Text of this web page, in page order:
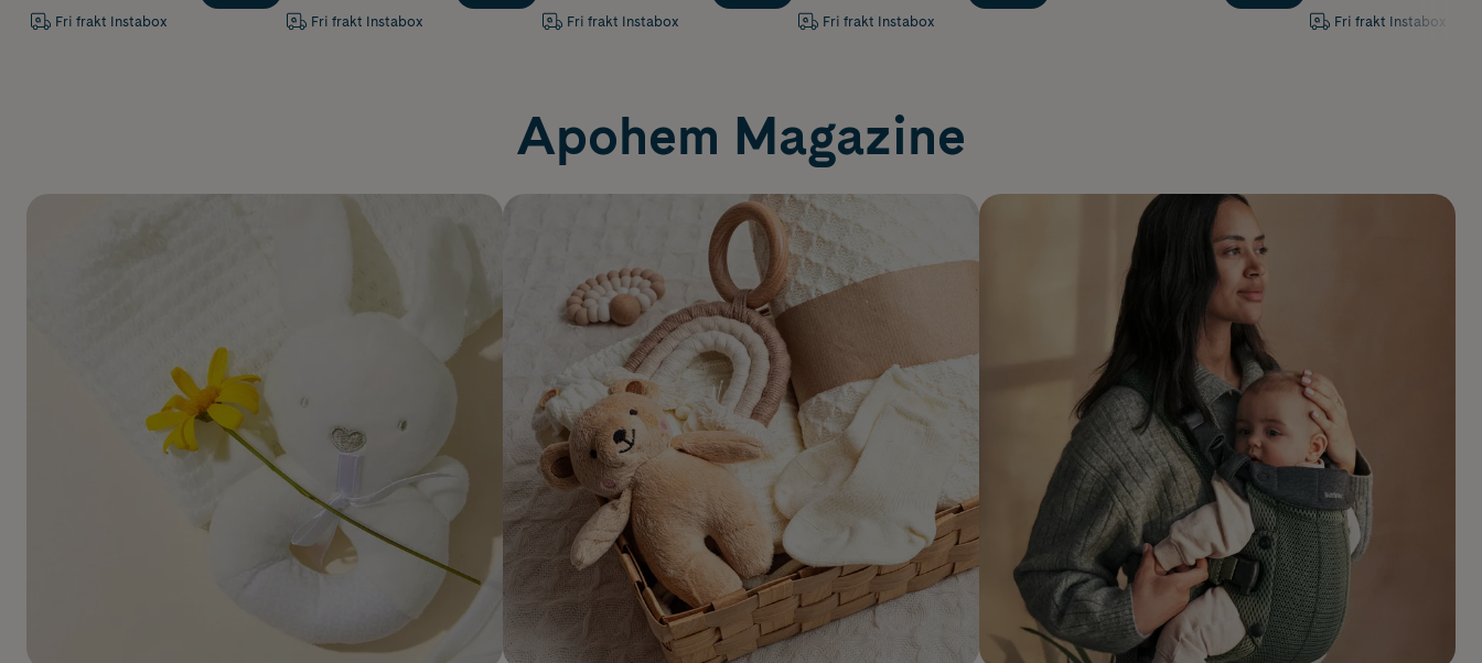
Fri frakt Instabox Fri frakt Instabox Fri frakt Instabox Fri frakt Instabox Fri frakt Instabox
Apohem Magazine